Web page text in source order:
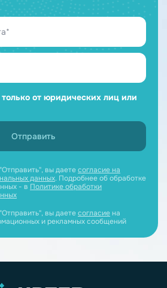
от юридических лиц или
вы даетесогласие на
данных. Подробнее об обработке
- в Политике обработки
вы даетесогласиена
и рекламных сообщений